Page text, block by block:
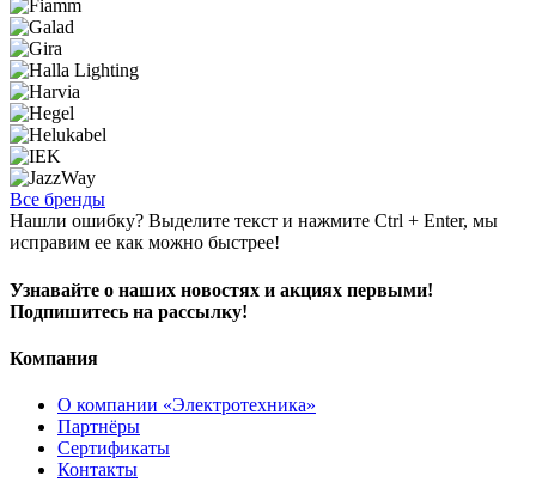
Все бренды
Нашли ошибку? Выделите текст и нажмите Ctrl + Enter, мы
исправим ее как можно быстрее!
Узнавайте о наших новостях и акциях первыми!
Подпишитесь на рассылку!
Компания
О компании «Электротехника»
Партнёры
Сертификаты
Контакты